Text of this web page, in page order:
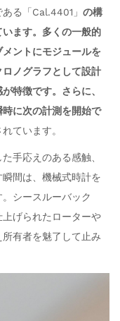
る「Cal.4401」 の構
ます。多くの一般的
ントにモジュールを
ノグラフとして設計
特徴です。さらに、
に次の計測を開始で
ています。
手応えのある感触、
間は、機械式時計を
シースルーバック
上げられたローターや
有者を魅了して止み